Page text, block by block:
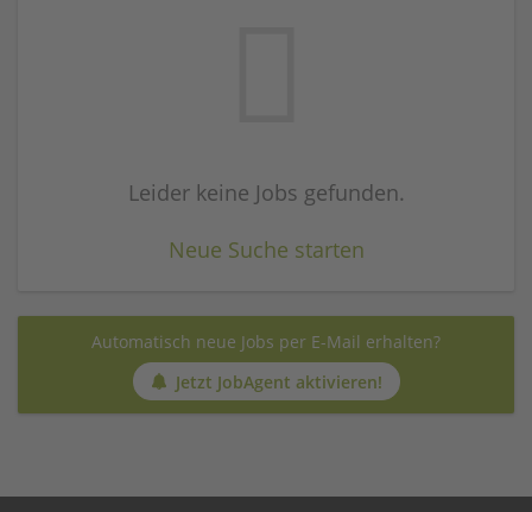
Leider keine Jobs gefunden.
Neue Suche starten
Automatisch neue Jobs per E-Mail erhalten?
Jetzt JobAgent aktivieren!